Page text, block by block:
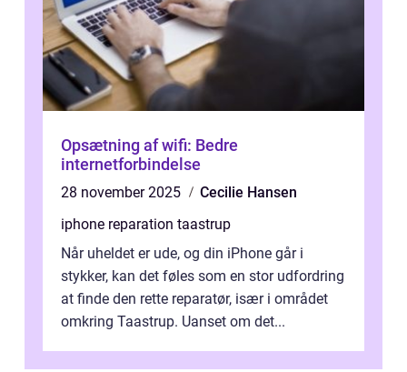
Opsætning af wifi: Bedre
internetforbindelse
28 november 2025
Cecilie Hansen
iphone reparation taastrup
Når uheldet er ude, og din iPhone går i
stykker, kan det føles som en stor udfordring
at finde den rette reparatør, især i området
omkring Taastrup. Uanset om det...